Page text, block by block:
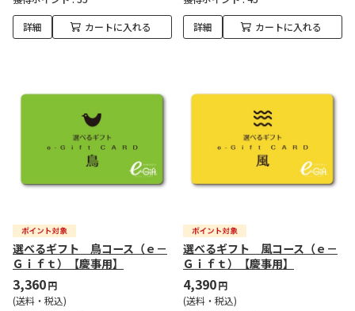
詳細 カートに入れる 詳細 カートに入れる
選べるギフト 鳥コース（ｅ－
Ｇｉｆｔ）【慶事用】
3,360円
(送料・税込)
選べるギフト 風コース（ｅ－
Ｇｉｆｔ）【慶事用】
4,390円
(送料・税込)